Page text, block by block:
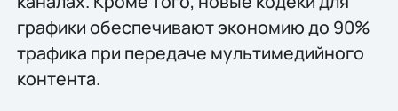
графики обеспечивают экономию до 90%
трафика при передаче мультимедийного
контента.